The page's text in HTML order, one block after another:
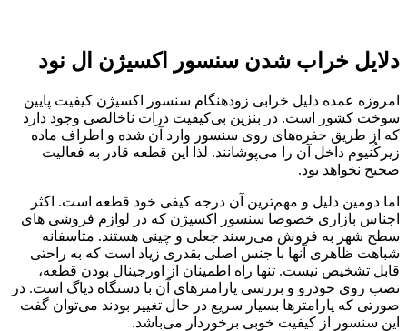
دلایل خراب شدن سنسور اکسیژن ال نود
امروزه عمده دلیل خرابی زودهنگام سنسور اکسیژن کیفیت پایین
سوخت کشور است. در بنزین بی‌کیفیت ذرات ناخالصی وجود دارد
که از طریق حفره‌های روی سنسور وارد آن شده و اطراف ماده
زیرکُنیوم داخل آن را می‌پوشانند. لذا این قطعه قادر به فعالیت
صحیح نخواهد بود.
اما دومین دلیل و مهم‌ترین آن درجه کیفی خود قطعه است. اکثر
اجناس بازاری خصوصا سنسور اکسیژن که در لوازم فروشی های
سطح شهر به فروش می‌رسند جعلی و چینی هستند. متاسفانه
شباهت ظاهری آنها با جنس اصلی بقدری زیاد است که به راحتی
قابل تشخیص نیست. تنها راه اطمینان از اورجینال بودن قطعه،
نصب روی خودرو و بررسی پارامترهای آن با دستگاه دیاگ است. در
صورتی که پارامترها بسیار سریع در حال تغییر بودند می‌توان گفت
این سنسور از کیفیت خوبی برخوردار می‌باشد.